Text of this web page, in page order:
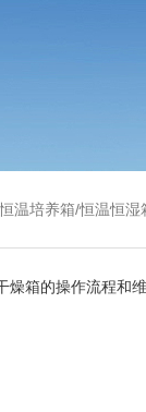
/光照培养箱/二氧化碳培养箱
燥箱的操作流程和